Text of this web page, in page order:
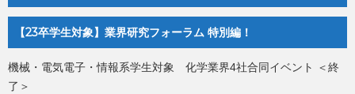
【23卒学生対象】業界研究フォーラム 特別編！
機械・電気電子・情報系学生対象 化学業界4社合同イベント ＜終
了＞